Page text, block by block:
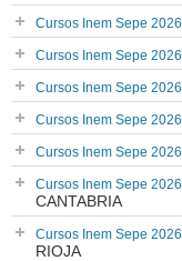
Cursos Inem Sepe 2026
Cursos Inem Sepe 2026
Cursos Inem Sepe 2026
Cursos Inem Sepe 2026
Cursos Inem Sepe 2026
Cursos Inem Sepe 2026
CANTABRIA
Cursos Inem Sepe 2026
RIOJA